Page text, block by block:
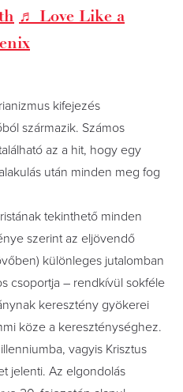
♬ Love Like a
kifejezés
származik. Számos
az a hit, hogy egy
után minden meg fog
tekinthető minden
szerint az eljövendő
különleges jutalomban
csoportja – rendkívül sokféle
keresztény gyökerei
köze a kereszténységhez.
vagyis Krisztus
jelenti. Az elgondolás